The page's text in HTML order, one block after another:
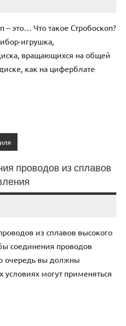
– это… Что такое Стробоскоп?
игрушка,
вращающихся на общей
как на циферблате
проводов из сплавов
из сплавов высокого
соединения проводов
очередь вы должны
условиях могут применяться